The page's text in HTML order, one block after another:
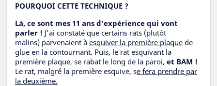
POURQUOI CETTE TECHNIQUE ?
Là, ce sont mes 11 ans d'expérience qui vont
parler ! J'ai constaté que certains rats (plutôt
malins) parvenaient à esquiver la première plaque de
glue en la contournant. Puis, le rat esquivant la
première plaque, se rabat le long de la paroi, et BAM !
Le rat, malgré la première esquive, se fera prendre par
la deuxième.